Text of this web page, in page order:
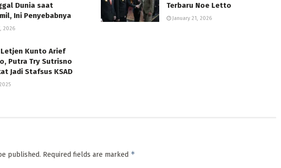
Dunia saat
Ini Penyebabnya
2026
Terbaru Noe Letto
January 21, 2026
Kunto Arief
Putra Try Sutrisno
Jadi Stafsus KSAD
published. Required fields are marked *